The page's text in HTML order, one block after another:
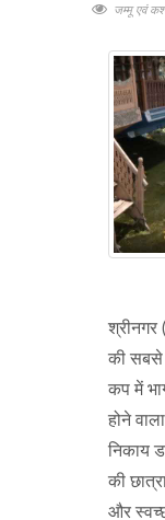
जम्मू एवं
की सबसे
कप में
होने
निकाय
की
और